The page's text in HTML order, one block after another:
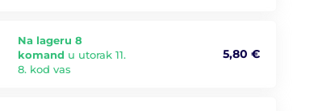
Na lageru 8
komand u utorak 11.
8. kod vas
5,80 €